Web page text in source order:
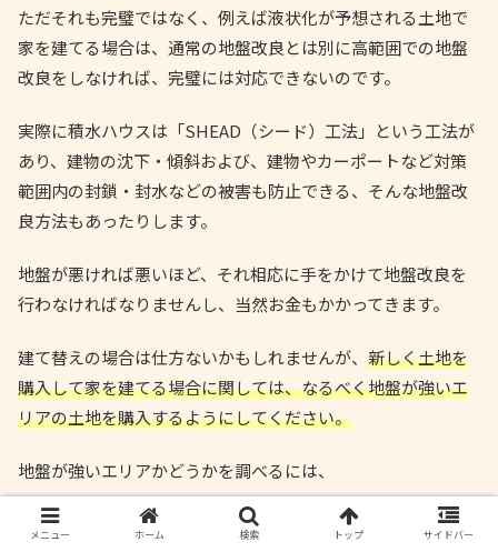
ただそれも完璧ではなく、例えば液状化が予想される土地で
家を建てる場合は、通常の地盤改良とは別に高範囲での地盤
改良をしなければ、完璧には対応できないのです。
実際に積水ハウスは「SHEAD（シード）工法」という工法が
あり、建物の沈下・傾斜および、建物やカーポートなど対策
範囲内の封鎖・封水などの被害も防止できる、そんな地盤改
良方法もあったりします。
地盤が悪ければ悪いほど、それ相応に手をかけて地盤改良を
行わなければなりませんし、当然お金もかかってきます。
建て替えの場合は仕方ないかもしれませんが、 新しく土地を
購入して家を建てる場合に関しては、なるべく地盤が強いエ
リアの土地を購入するようにしてください。
地盤が強いエリアかどうかを調べるには、
地盤サポートマップ
メニュー ホーム 検索 トップ サイドバー